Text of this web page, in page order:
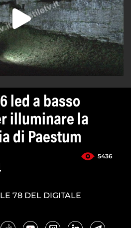
led a basso
illuminare la
di Paestum
5436
78 DEL DIGITALE